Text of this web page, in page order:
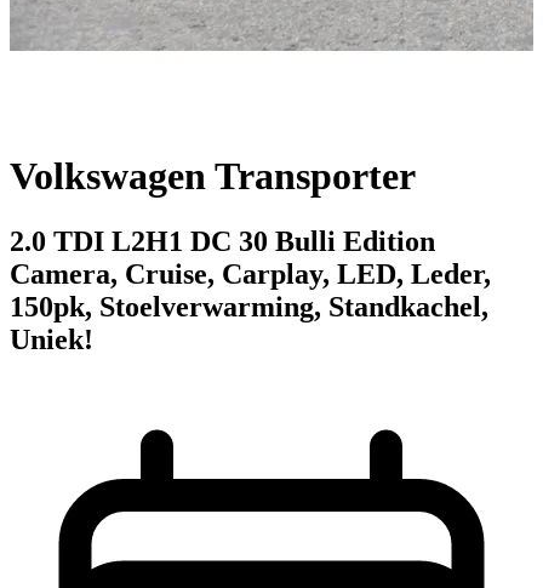
Volkswagen Transporter
2.0 TDI L2H1 DC 30 Bulli Edition
Camera, Cruise, Carplay, LED, Leder,
150pk, Stoelverwarming, Standkachel,
Uniek!